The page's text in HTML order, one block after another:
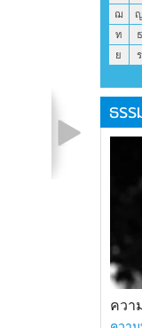
ฌ
ญ
ท
ธ
ย
ร
ธร
ควา